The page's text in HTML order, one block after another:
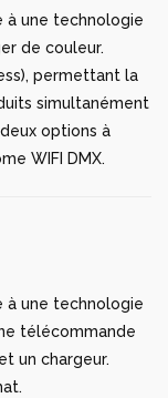
à une technologie
de couleur.
permettant la
simultanément
options à
WIFI DMX.
à une technologie
télécommande
un chargeur.